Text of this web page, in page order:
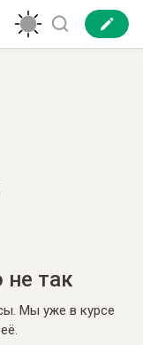
не так
Мы уже в курсе